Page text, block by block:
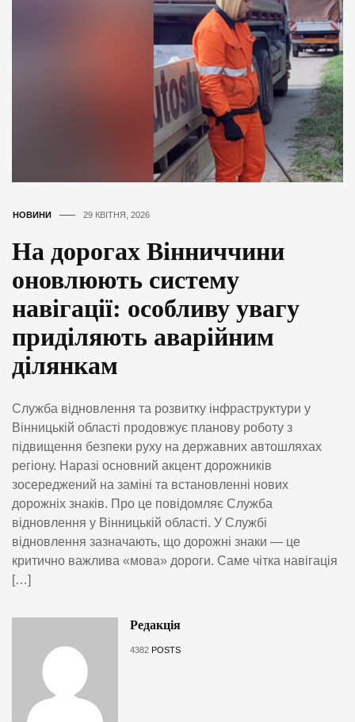
НОВИНИ 29 КВІТНЯ, 2026
На дорогах Вінниччини
оновлюють систему
навігації: особливу увагу
приділяють аварійним
ділянкам
Служба відновлення та розвитку інфраструктури у
Вінницькій області продовжує планову роботу з
підвищення безпеки руху на державних автошляхах
регіону. Наразі основний акцент дорожників
зосереджений на заміні та встановленні нових
дорожніх знаків. Про це повідомляє Служба
відновлення у Вінницькій області. У Службі
відновлення зазначають, що дорожні знаки — це
критично важлива «мова» дороги. Саме чітка навігація
[…]
Редакція
4382 POSTS